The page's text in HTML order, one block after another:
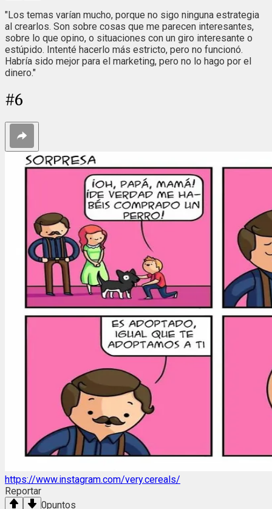
"Los temas varían mucho, porque no sigo ninguna estrategia
al crearlos. Son sobre cosas que me parecen interesantes,
sobre lo que opino, o situaciones con un giro interesante o
estúpido. Intenté hacerlo más estricto, pero no funcionó.
Habría sido mejor para el marketing, pero no lo hago por el
dinero."
#6
https://www.instagram.com/very.cereals/
Reportar
0puntos